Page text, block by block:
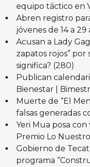
equipo táctico en
Abren registro
jóvenes de 14 a 29
Acusan a Lady
zapatos rojos”
significa? (280)
Publican
Bienestar |
Muerte de “El
falsas generadas
Yeri Mua posa
Premio Lo
Gobierno de
programa